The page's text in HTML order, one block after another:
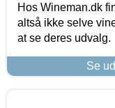
Hos Wineman.dk
altså ikke selve
at se deres udvalg.
Se